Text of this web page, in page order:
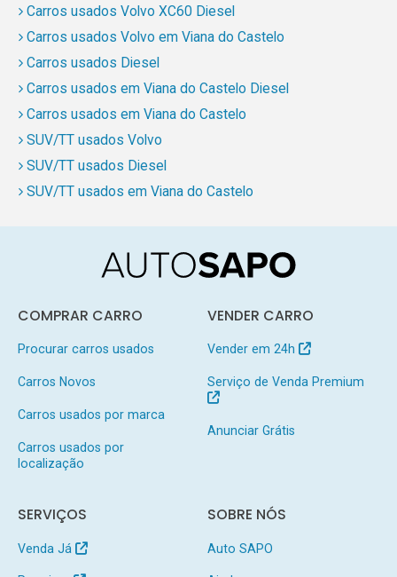
Carros usados Volvo XC60 Diesel
Carros usados Volvo em Viana do Castelo
Carros usados Diesel
Carros usados em Viana do Castelo Diesel
Carros usados em Viana do Castelo
SUV/TT usados Volvo
SUV/TT usados Diesel
SUV/TT usados em Viana do Castelo
COMPRAR CARRO
Procurar carros usados
Carros Novos
Carros usados por marca
Carros usados por
localização
VENDER CARRO
Vender em 24h
Serviço de Venda Premium
Anunciar Grátis
SERVIÇOS
Venda Já
SOBRE NÓS
Auto SAPO